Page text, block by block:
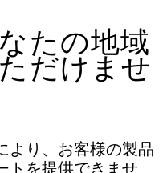
たの地域
だけませ
より、お客様の製品
トを提供できませ